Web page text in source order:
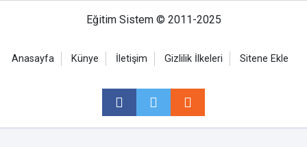
Eğitim Sistem © 2011-2025
Anasayfa Künye İletişim Gizlilik İlkeleri Sitene Ekle